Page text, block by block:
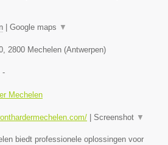
Google maps ▼
, 2800 Mechelen (Antwerpen)
-
Mechelen
Screenshot ▼
biedt professionele oplossingen voor